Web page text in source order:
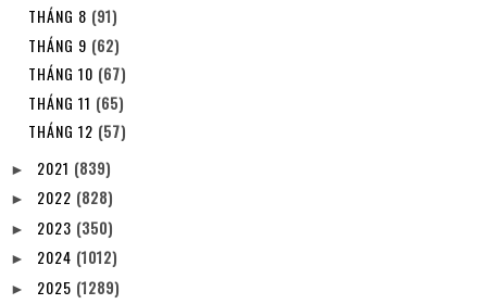
THÁNG 8 (91)
THÁNG 9 (62)
THÁNG 10 (67)
THÁNG 11 (65)
THÁNG 12 (57)
► 2021 (839)
► 2022 (828)
► 2023 (350)
► 2024 (1012)
► 2025 (1289)